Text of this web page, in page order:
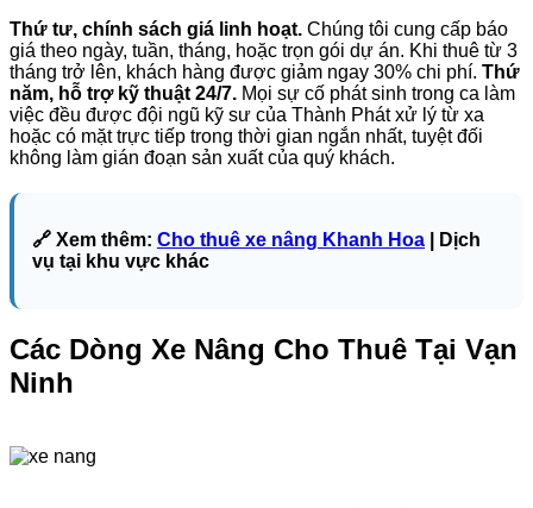
Thứ tư, chính sách giá linh hoạt. Chúng tôi cung cấp báo
giá theo ngày, tuần, tháng, hoặc trọn gói dự án. Khi thuê từ 3
tháng trở lên, khách hàng được giảm ngay 30% chi phí. Thứ
năm, hỗ trợ kỹ thuật 24/7. Mọi sự cố phát sinh trong ca làm
việc đều được đội ngũ kỹ sư của Thành Phát xử lý từ xa
hoặc có mặt trực tiếp trong thời gian ngắn nhất, tuyệt đối
không làm gián đoạn sản xuất của quý khách.
🔗 Xem thêm: Cho thuê xe nâng Khanh Hoa | Dịch
vụ tại khu vực khác
Các Dòng Xe Nâng Cho Thuê Tại Vạn
Ninh